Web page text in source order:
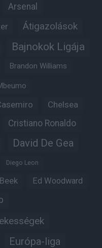
Arsenal
Átigazolások
Bajnokok Ligája
Brandon Williams
Chelsea
Cristiano Ronaldo
David De Gea
Diego Leon
Ed Woodward
Európa-liga